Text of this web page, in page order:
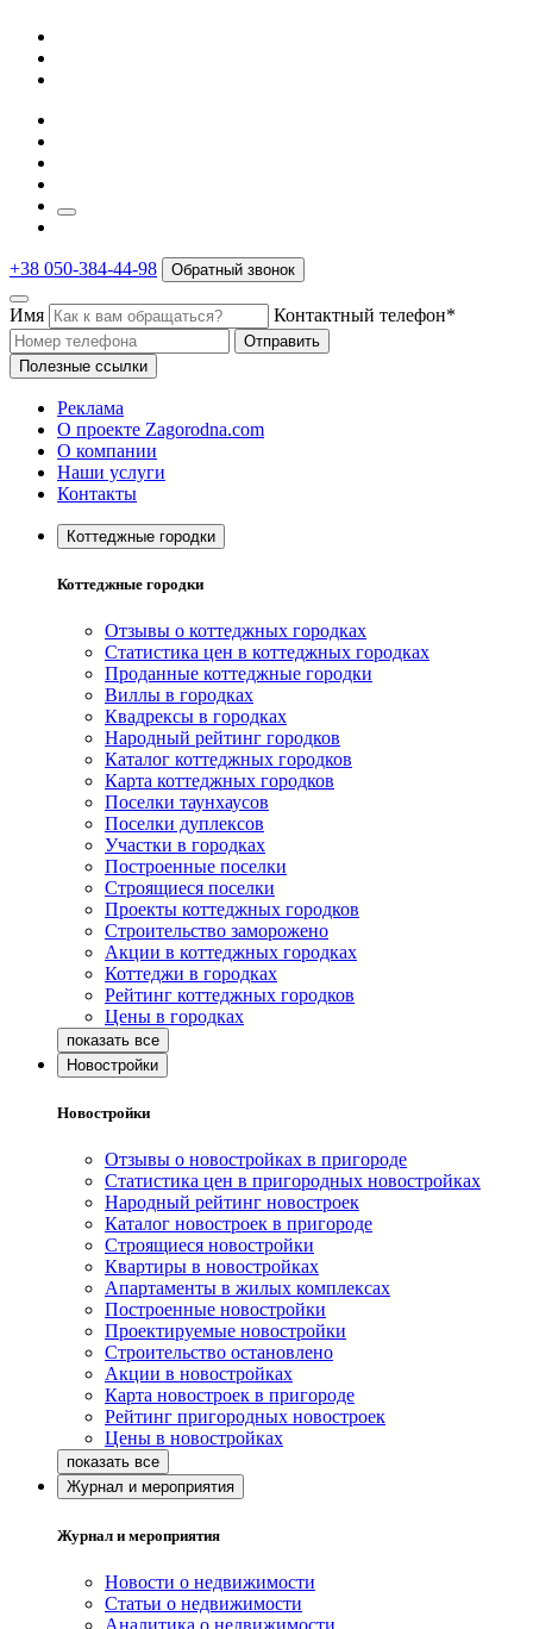
+38 050-384-44-98 Обратный звонок
Имя Контактный телефон*
Отправить
Полезные ссылки
Реклама
О проекте Zagorodna.com
О компании
Наши услуги
Контакты
Коттеджные городки
Коттеджные городки
Отзывы о коттеджных городках
Статистика цен в коттеджных городках
Проданные коттеджные городки
Виллы в городках
Квадрексы в городках
Народный рейтинг городков
Каталог коттеджных городков
Карта коттеджных городков
Поселки таунхаусов
Поселки дуплексов
Участки в городках
Построенные поселки
Строящиеся поселки
Проекты коттеджных городков
Строительство заморожено
Акции в коттеджных городках
Коттеджи в городках
Рейтинг коттеджных городков
Цены в городках
Новостройки
Новостройки
Отзывы о новостройках в пригороде
Статистика цен в пригородных новостройках
Народный рейтинг новостроек
Каталог новостроек в пригороде
Строящиеся новостройки
Квартиры в новостройках
Апартаменты в жилых комплексах
Построенные новостройки
Проектируемые новостройки
Строительство остановлено
Акции в новостройках
Карта новостроек в пригороде
Рейтинг пригородных новостроек
Цены в новостройках
Журнал и мероприятия
Журнал и мероприятия
Новости о недвижимости
Статьи о недвижимости
Аналитика о недвижимости